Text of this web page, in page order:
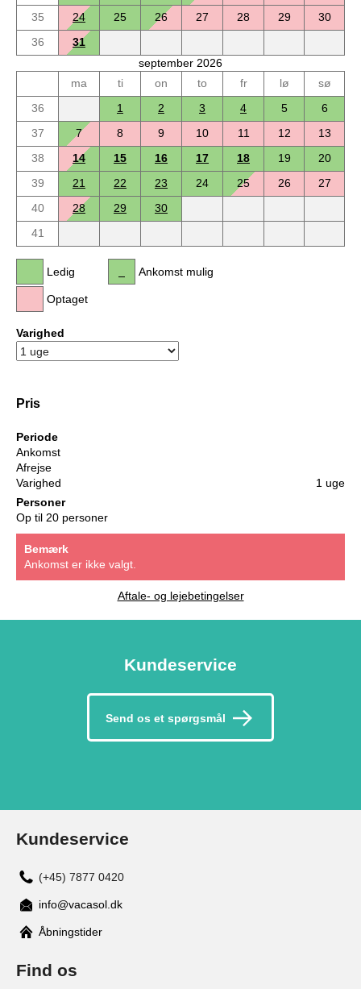
35
24 25 26 27 28 29
30
36
31
september 2026
ma
ti on to fr lø
sø
36
1 2 3 4 5
6
37
7 8 9 10 11 12
13
38
14 15 16 17 18 19
20
39
21 22 23 24 25 26
27
40
28 29
30
41
Ledig
Optaget
Ankomst mulig
Varighed
Pris
Periode
Ankomst
Afrejse
Varighed
1 uge
Personer
Op til 20 personer
Bemærk
Ankomst er ikke valgt.
Aftale- og lejebetingelser
Kundeservice
Send os et spørgsmål
Kundeservice
(+45) 7877 0420
info@vacasol.dk
Åbningstider
Find os